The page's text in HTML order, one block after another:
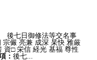
後七日御修法等交名事
宗儼 亮兼 成深 杲快 雅厳
資□ 栄信 経光 基福 尊性
：後七...